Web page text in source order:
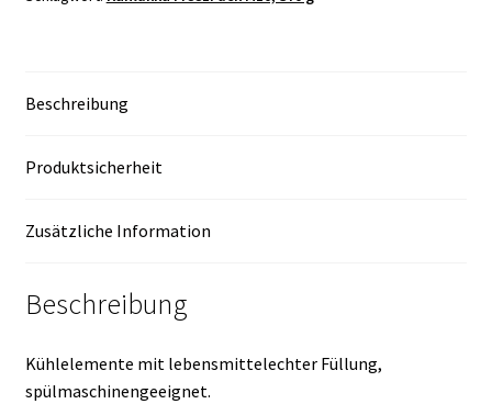
Beschreibung
Produktsicherheit
Zusätzliche Information
Beschreibung
Kühlelemente mit lebensmittelechter Füllung,
spülmaschinengeeignet.